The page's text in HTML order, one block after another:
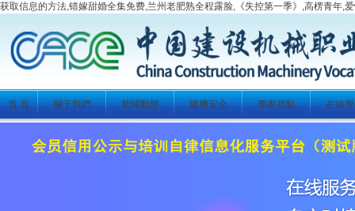
获取信息的方法,错嫁甜婚全集免费,兰州老肥熟全程露脸,《失控第一季》,高楞青年,
首 頁 關于我們 新聞動態 建機安全 專家視點 在線